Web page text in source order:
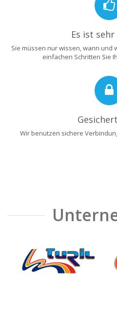
Es ist
Sie müssen nur wissen, wann und
einfachen Schritten Sie
Wir benutzen sichere
❮